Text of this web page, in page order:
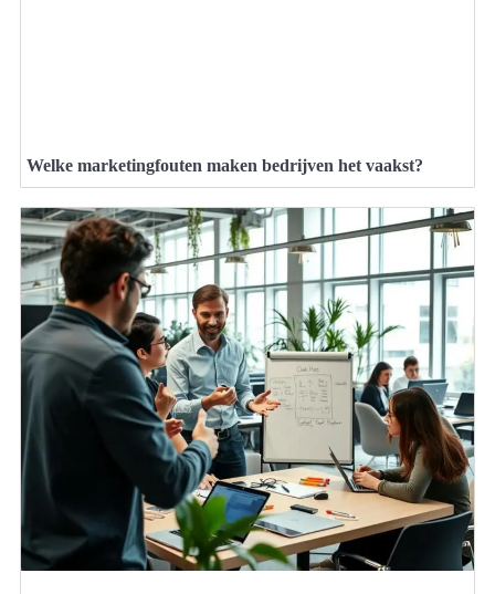
Welke marketingfouten maken bedrijven het vaakst?